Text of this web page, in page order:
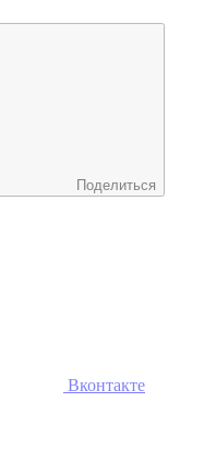
Поделиться
Вконтакте